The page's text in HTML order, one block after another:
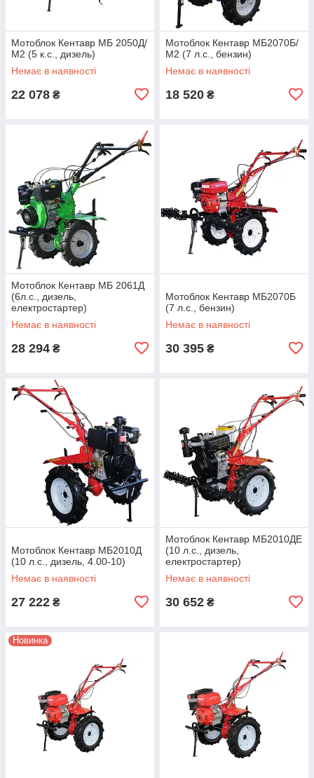
Мотоблок Кентавр МБ 2050Д/
М2 (5 к.с., дизель)
Немає в наявності
22 078 ₴
Мотоблок Кентавр МБ2070Б/
М2 (7 л.с., бензин)
Немає в наявності
18 520 ₴
Мотоблок Кентавр МБ 2061Д
(6л.с., дизель,
електростартер)
Немає в наявності
28 294 ₴
Мотоблок Кентавр МБ2070Б
(7 л.с., бензин)
Немає в наявності
30 395 ₴
Мотоблок Кентавр МБ2010Д
(10 л.с., дизель, 4.00-10)
Немає в наявності
27 222 ₴
Мотоблок Кентавр МБ2010ДЕ
(10 л.с., дизель,
електростартер)
Немає в наявності
30 652 ₴
Новинка